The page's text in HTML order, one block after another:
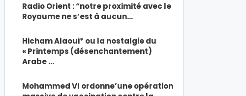
Radio Orient : “notre proximité avec le
Royaume ne s’est à aucun…
Hicham Alaoui* ou la nostalgie du
« Printemps (désenchantement)
Arabe …
Mohammed VI ordonne’une opération